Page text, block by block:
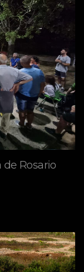
Rosario